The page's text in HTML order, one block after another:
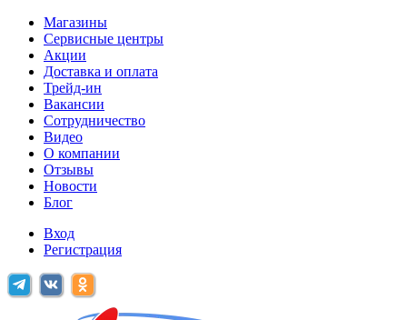
Магазины
Сервисные центры
Акции
Доставка и оплата
Трейд-ин
Вакансии
Сотрудничество
Видео
О компании
Отзывы
Новости
Блог
Вход
Регистрация